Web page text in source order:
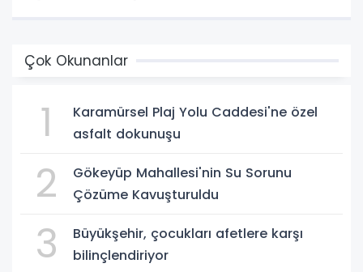
Çok Okunanlar
1
Karamürsel Plaj Yolu Caddesi'ne özel
asfalt dokunuşu
2
Gökeyüp Mahallesi'nin Su Sorunu
Çözüme Kavuşturuldu
3
Büyükşehir, çocukları afetlere karşı
bilinçlendiriyor